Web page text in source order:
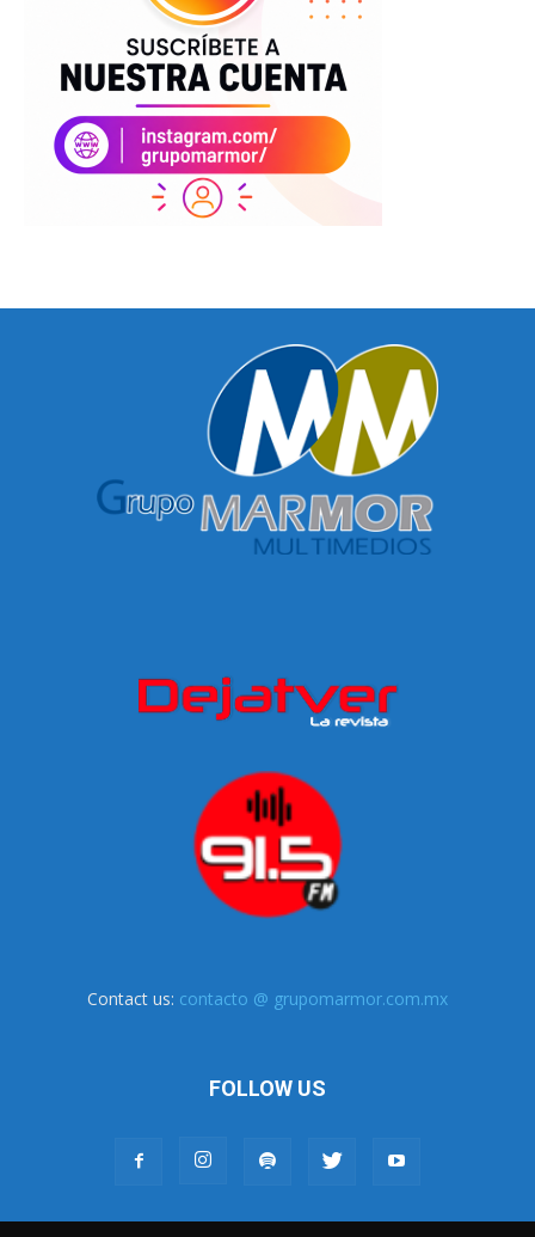
Contact us: contacto @ grupomarmor.com.mx
FOLLOW US